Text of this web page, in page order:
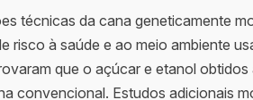
técnicas da cana geneticamente
risco à saúde e ao meio ambiente
que o açúcar e etanol obtidos
convencional. Estudos adicionais